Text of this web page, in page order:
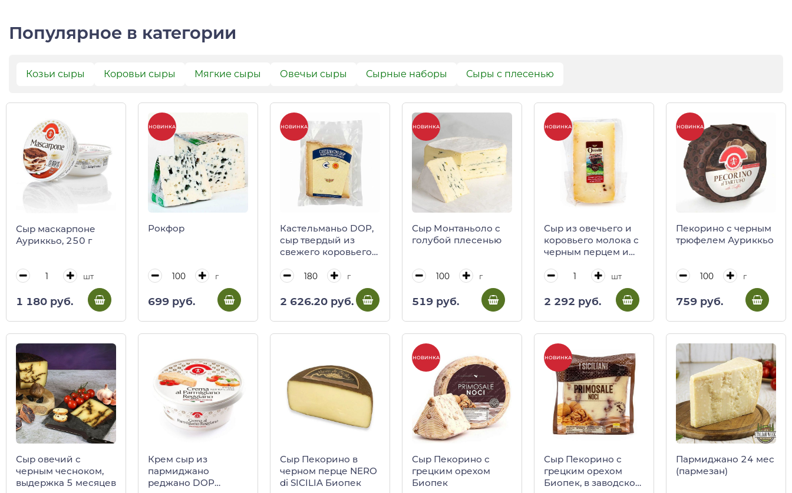
Популярное в категории
Козьи сыры Коровьи сыры Мягкие сыры Овечьи сыры Сырные наборы Сыры с плесенью
Сыр маскарпоне
Ауриккьо, 250 г
шт
1 180 руб.
НОВИНКА
Рокфор
г
699 руб.
НОВИНКА
Кастельманьо DOP,
сыр твердый из
свежего коровьего
180 г (вак/уп)
г
2 626.20 руб.
НОВИНКА
Сыр Монтаньоло с
голубой плесенью
г
519 руб.
НОВИНКА
Сыр из овечьего и
коровьего молока с
черным перцем и
Оччелли, 140 гшт
2 292 руб.
НОВИНКА
Пекорино с черным
трюфелем Ауриккьо
г
759 руб.
Сыр овечий с
черным чесноком,
выдержка 5 месяцев
Крем сыр из
пармиджано
реджано DOP
Сыр Пекорино в
черном перце NERO
di SICILIA Биопек
НОВИНКА
Сыр Пекорино с
грецким орехом
Биопек
НОВИНКА
Сыр Пекорино с
грецким орехом
Биопек, в заводской
Пармиджано 24 мес
(пармезан)